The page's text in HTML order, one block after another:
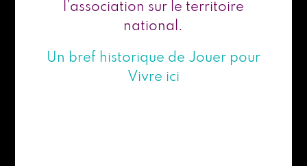
l’association sur le territoire
national.
Un bref historique de Jouer pour
Vivre ici